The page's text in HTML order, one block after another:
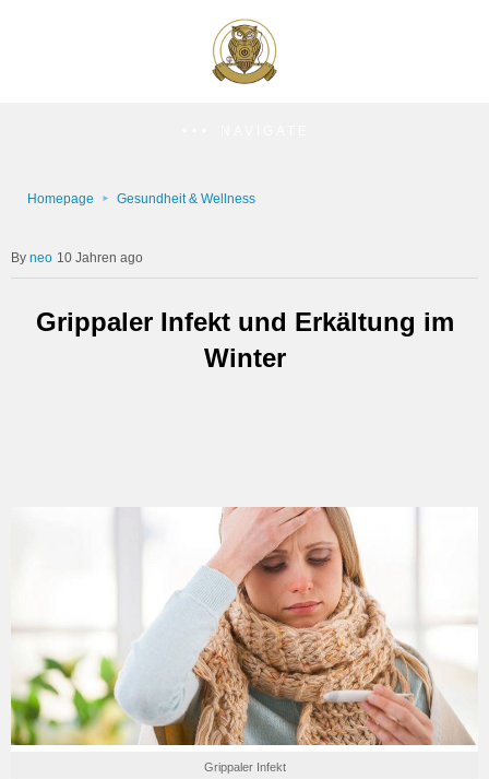
Homepage Gesundheit & Wellness
neo 10 Jahren ago
Grippaler Infekt und Erkältung im
Winter
Grippaler Infekt